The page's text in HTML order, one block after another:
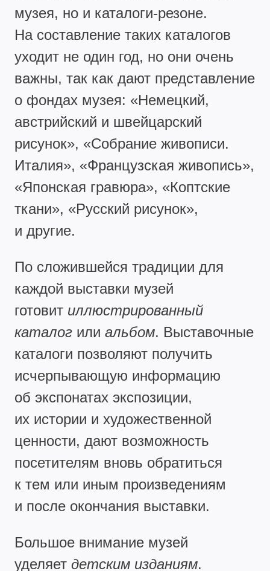
музея, но и каталоги-резоне.
На составление таких каталогов
уходит не один год, но они очень
важны, так как дают представление
о фондах музея: «Немецкий,
австрийский и швейцарский
рисунок», «Собрание живописи.
Италия», «Французская живопись»,
«Японская гравюра», «Коптские
ткани», «Русский рисунок»,
и другие.
По сложившейся традиции для
каждой выставки музей
готовит иллюстрированный
каталог или альбом. Выставочные
каталоги позволяют получить
исчерпывающую информацию
об экспонатах экспозиции,
их истории и художественной
ценности, дают возможность
посетителям вновь обратиться
к тем или иным произведениям
и после окончания выставки.
Большое внимание музей
уделяет детским изданиям.